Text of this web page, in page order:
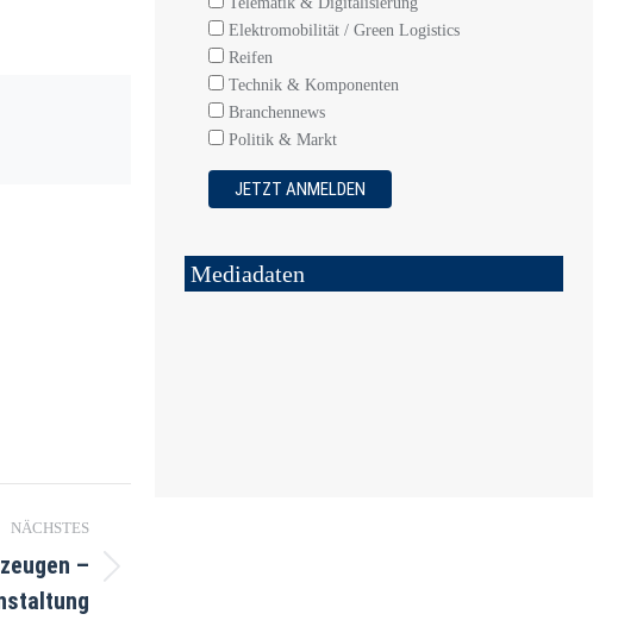
NÄCHSTES
–
Elektromobilität / Green Logistics
Reifen
Technik & Komponenten
Branchennews
Politik & Markt
Mediadaten